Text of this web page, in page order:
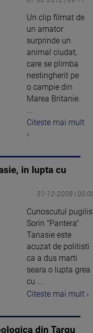
Un clip filmat de
un amator
surprinde un
animal ciudat,
care se plimba
nestingherit pe
o campie din
Marea Britanie.
...
Citeste mai mult
›
in lupta cu
31-12-2008 |
Cunoscutul
Sorin "Pantera"
Tanasie este
acuzat de politisti
ca a dus marti
seara o lupta grea
cu ...
Citeste mai mult ›
din Targu